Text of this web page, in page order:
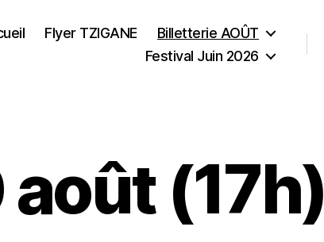
Flyer TZIGANE
Billetterie AOÛT
Festival Juin 2026
août (17h)